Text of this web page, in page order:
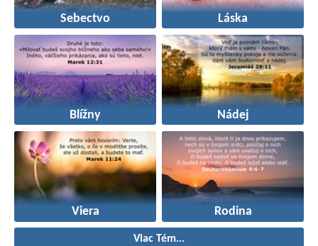
Sebectvo Láska
Blížny Nádej
Viera Rodina
Viac Tém...